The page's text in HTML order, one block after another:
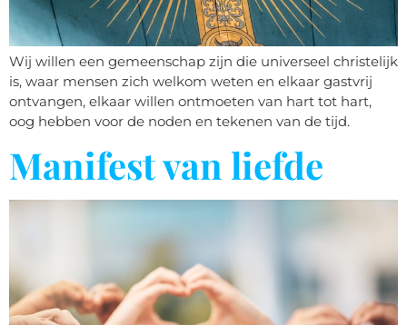
Wij willen een gemeenschap zijn die universeel christelijk
is, waar mensen zich welkom weten en elkaar gastvrij
ontvangen, elkaar willen ontmoeten van hart tot hart,
oog hebben voor de noden en tekenen van de tijd.
Manifest van liefde